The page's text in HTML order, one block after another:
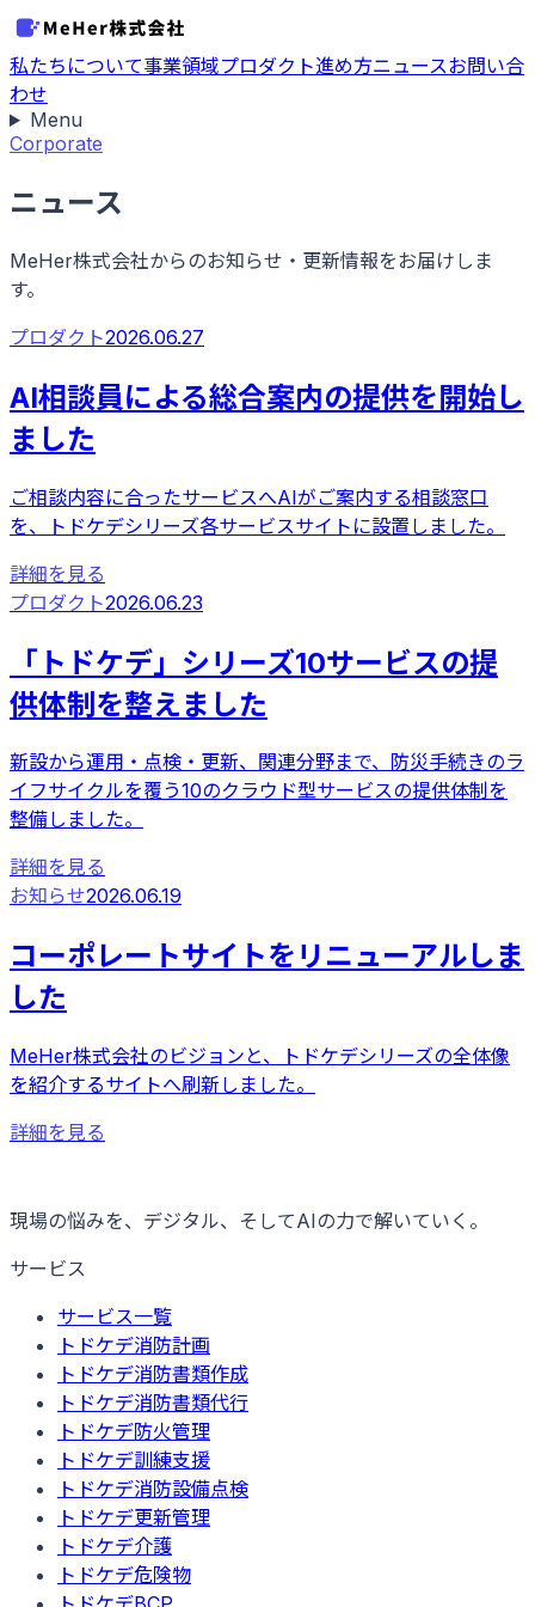
私たちについて事業領域プロダクト進め方ニュースお問い合
わせ
Menu
Corporate
ニュース
MeHer株式会社からのお知らせ・更新情報をお届けしま
す。
プロダクト2026.06.27
AI相談員による総合案内の提供を開始し
ました
ご相談内容に合ったサービスへAIがご案内する相談窓口
を、トドケデシリーズ各サービスサイトに設置しました。
詳細を見る
プロダクト2026.06.23
「トドケデ」シリーズ10サービスの提
供体制を整えました
新設から運用・点検・更新、関連分野まで、防災手続きのラ
イフサイクルを覆う10のクラウド型サービスの提供体制を
整備しました。
詳細を見る
お知らせ2026.06.19
コーポレートサイトをリニューアルしま
した
MeHer株式会社のビジョンと、トドケデシリーズの全体像
を紹介するサイトへ刷新しました。
詳細を見る
現場の悩みを、デジタル、そしてAIの力で解いていく。
サービス
サービス一覧
トドケデ消防計画
トドケデ消防書類作成
トドケデ消防書類代行
トドケデ防火管理
トドケデ訓練支援
トドケデ消防設備点検
トドケデ更新管理
トドケデ介護
トドケデ危険物